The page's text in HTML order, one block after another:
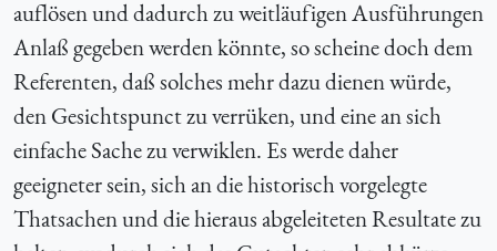
auflösen und dadurch zu weitläufigen Ausführungen
Anlaß gegeben werden könnte, so scheine doch dem
Referenten, daß solches mehr dazu dienen würde,
den Gesichtspunct zu verrüken, und eine an sich
einfache Sache zu verwiklen. Es werde daher
geeigneter sein, sich an die historisch vorgelegte
Thatsachen und die hieraus abgeleiteten Resultate zu